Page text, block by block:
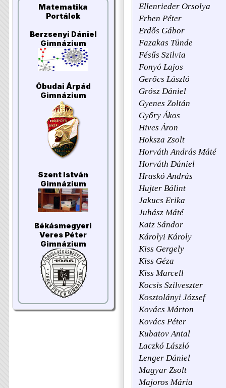
Matematika
Portálok
Berzsenyi Dániel
Gimnázium
Óbudai Árpád
Gimnázium
Szent István
Gimnázium
Békásmegyeri
Veres Péter
Gimnázium
Ellenrieder Orsolya
Erben Péter
Erdős Gábor
Fazakas Tünde
Fésűs Szilvia
Fonyó Lajos
Gerőcs László
Grósz Dániel
Gyenes Zoltán
Győry Ákos
Hives Áron
Hoksza Zsolt
Horváth András Máté
Horváth Dániel
Hraskó András
Hujter Bálint
Jakucs Erika
Juhász Máté
Katz Sándor
Károlyi Károly
Kiss Gergely
Kiss Géza
Kiss Marcell
Kocsis Szilveszter
Kosztolányi József
Kovács Márton
Kovács Péter
Kubatov Antal
Laczkó László
Lenger Dániel
Magyar Zsolt
Majoros Mária